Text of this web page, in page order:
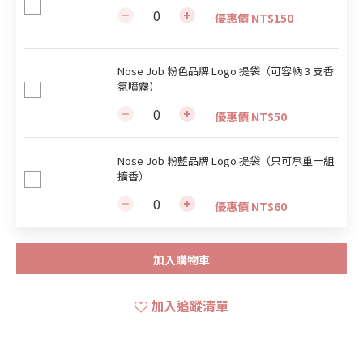
優惠價 NT$150
Nose Job 粉色品牌 Logo 提袋（可容納 3 支香
氛噴霧）
優惠價 NT$50
Nose Job 粉藍品牌 Logo 提袋（只可承重一組
擴香）
優惠價 NT$60
加入購物車
加入追蹤清單